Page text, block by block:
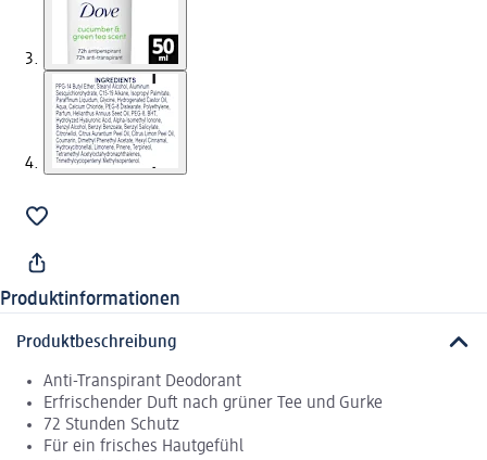
Produktinformationen
Produktbeschreibung
Anti-Transpirant Deodorant
Erfrischender Duft nach grüner Tee und Gurke
72 Stunden Schutz
Für ein frisches Hautgefühl